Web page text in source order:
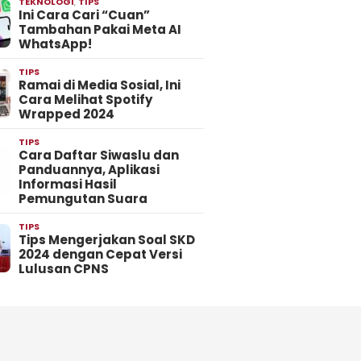
Ini Cara Cari “Cuan”
Tambahan Pakai Meta AI
WhatsApp!
TIPS
Ramai di Media Sosial, Ini
Cara Melihat Spotify
Wrapped 2024
TIPS
Cara Daftar Siwaslu dan
Panduannya, Aplikasi
Informasi Hasil
Pemungutan Suara
TIPS
Tips Mengerjakan Soal SKD
2024 dengan Cepat Versi
Lulusan CPNS